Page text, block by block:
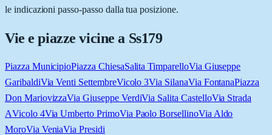
le indicazioni passo-passo dalla tua posizione.
Vie e piazze vicine a Ss179
Piazza MunicipioPiazza ChiesaSalita TimparelloVia Giuseppe
GaribaldiVia Venti SettembreVicolo 3Via SilanaVia FontanaPiazza
Don MariovizzaVia Giuseppe VerdiVia Salita CastelloVia Strada
AVicolo 4Via Umberto PrimoVia Paolo BorsellinoVia Aldo
MoroVia VeniaVia Presidi